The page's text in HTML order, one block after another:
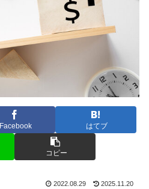
Facebook はてブ
コピー
2022.08.29 2025.11.20